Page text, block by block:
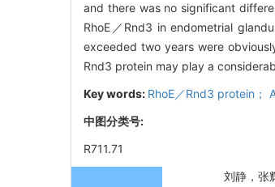
and there was no significant
RhoE／Rnd3 in endometrial
exceeded two years were
Rnd3 protein may play a
Key words: RhoE／Rnd3 protein；
中图分类号:
R711.71
刘静，张